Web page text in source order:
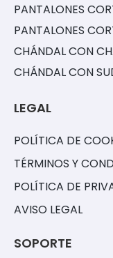
PANTALONES
PANTALONES
CHÁNDAL CON
CHÁNDAL CON
LEGAL
POLÍTICA DE
TÉRMINOS Y
POLÍTICA DE
AVISO LEGAL
SOPORTE